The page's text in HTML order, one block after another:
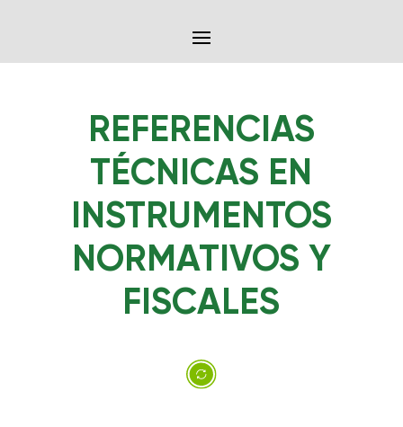
REFERENCIAS
TÉCNICAS EN
INSTRUMENTOS
NORMATIVOS Y
FISCALES